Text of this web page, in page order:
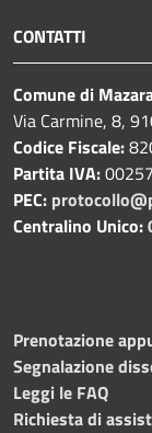
CONTATTI
Comune di
Via Carmine, 8,
Codice Fiscale:
Partita IVA:
PEC:
Centralino Unico:
Prenotazione
Segnalazione
Leggi le FAQ
Richiesta di